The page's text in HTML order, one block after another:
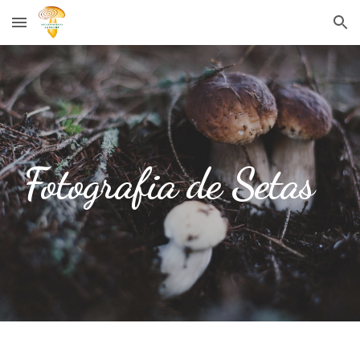
Skip to main content Skip to navigation
Fotografia de Setas